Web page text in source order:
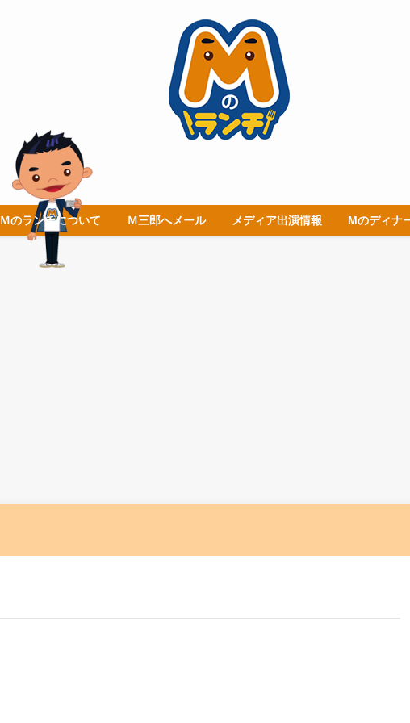
Ｍのランチについて Ｍ三郎へメール メディア出演情報 Mのディナ